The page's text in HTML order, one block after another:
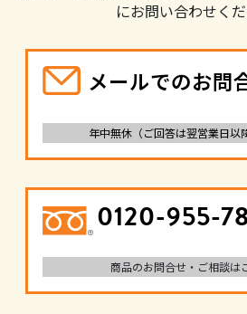
にお問い合わせくだ
メールでのお問
年中無休（ご回答は翌営業日以
0120-955-
商品のお問合せ・ご相談は